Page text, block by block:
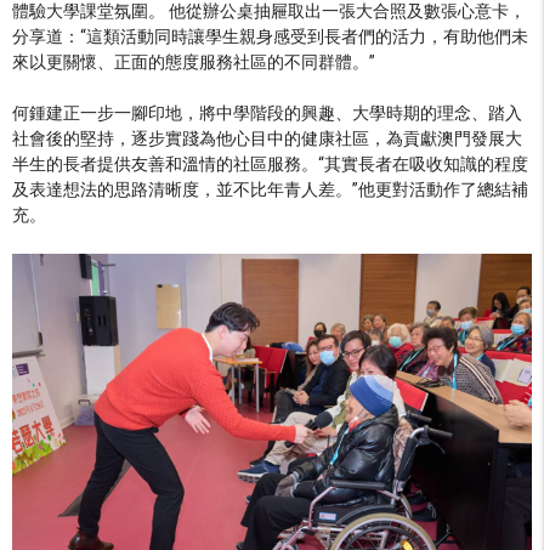
體驗大學課堂氛圍。 他從辦公桌抽屜取出一張大合照及數張心意卡，
分享道：“這類活動同時讓學生親身感受到長者們的活力，有助他們未
來以更關懷、正面的態度服務社區的不同群體。”
何鍾建正一步一腳印地，將中學階段的興趣、大學時期的理念、踏入
社會後的堅持，逐步實踐為他心目中的健康社區，為貢獻澳門發展大
半生的長者提供友善和溫情的社區服務。“其實長者在吸收知識的程度
及表達想法的思路清晰度，並不比年青人差。”他更對活動作了總結補
充。